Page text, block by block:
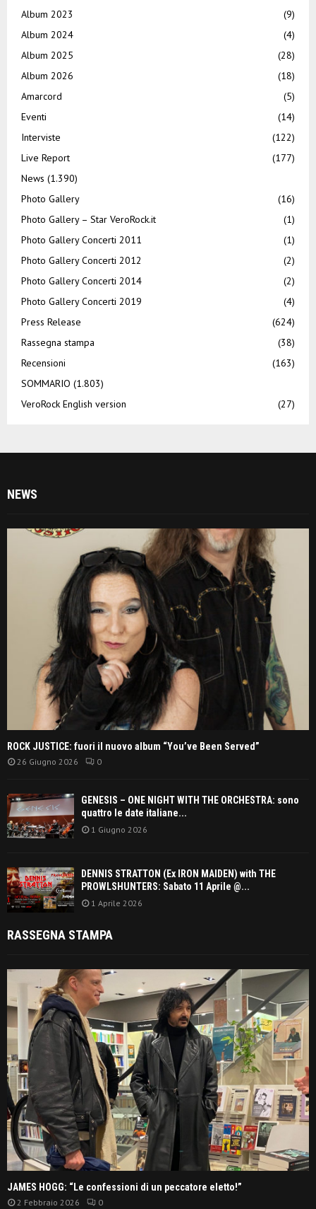
Album 2023
(9)
Album 2024
(4)
Album 2025
(28)
Album 2026
(18)
Amarcord
(5)
Eventi
(14)
Interviste
(122)
Live Report
(177)
News (1.390)
Photo Gallery
(16)
Photo Gallery – Star VeroRock.it
(1)
Photo Gallery Concerti 2011
(1)
Photo Gallery Concerti 2012
(2)
Photo Gallery Concerti 2014
(2)
Photo Gallery Concerti 2019
(4)
Press Release
(624)
Rassegna stampa
(38)
Recensioni
(163)
SOMMARIO (1.803)
VeroRock English version
(27)
NEWS
ROCK JUSTICE: fuori il nuovo album “You’ve Been Served”
26 Giugno 2026 0
GENESIS – ONE NIGHT WITH THE ORCHESTRA: sono
quattro le date italiane...
1 Giugno 2026
DENNIS STRATTON (Ex IRON MAIDEN) with THE
PROWLSHUNTERS: Sabato 11 Aprile @...
1 Aprile 2026
RASSEGNA STAMPA
JAMES HOGG: “Le confessioni di un peccatore eletto!”
2 Febbraio 2026 0